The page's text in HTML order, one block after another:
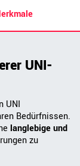
UNI-
UNI
Bedürfnissen.
langlebige und
zu